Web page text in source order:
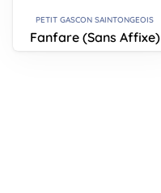
PETIT GASCON SAINTONGEOIS
Fanfare (Sans Affixe)